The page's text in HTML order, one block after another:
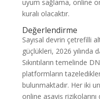
uyum sağlama, online
kuralı olacaktır.
Değerlendirme
Sayısal devrin çetrefilli
güçlükleri, 2026 yılında
Sıkıntıların temelinde
platformların
bulunmaktadır. Her iki
online asayiş